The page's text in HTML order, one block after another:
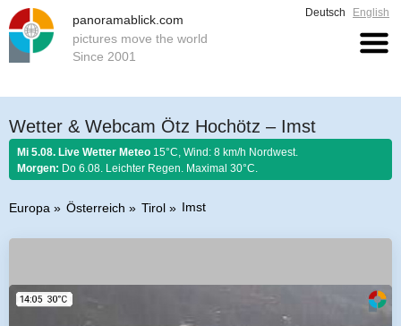
panoramablick.com
pictures move the world
Since 2001
Deutsch English
Wetter & Webcam Ötz Hochötz – Imst
Mi 5.08. Live Wetter Meteo 15°C, Wind: 8 km/h Nordwest.
Morgen: Do 6.08. Leichter Regen. Maximal 30°C.
Europa Österreich Tirol Imst